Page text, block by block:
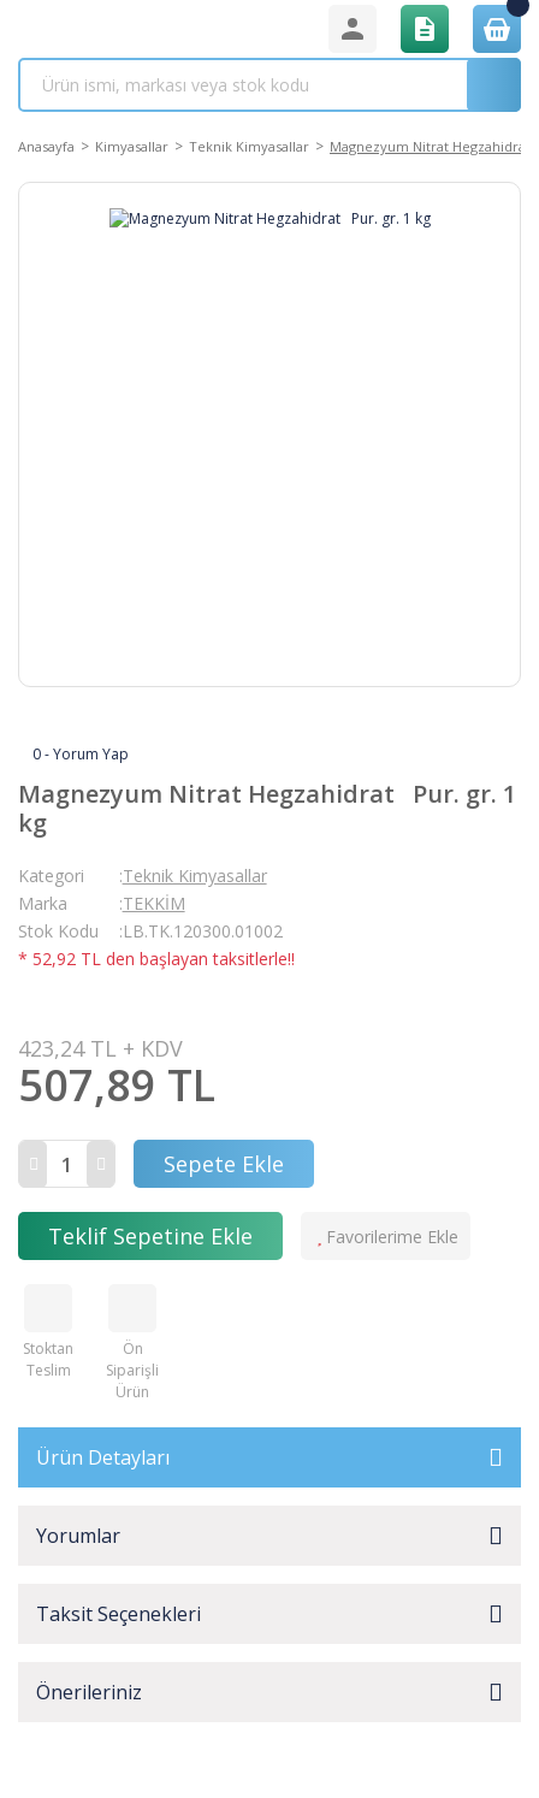
Anasayfa Kimyasallar Teknik Kimyasallar Magnezyum Nitrat Hegzahidrat
0 - Yorum Yap
Magnezyum Nitrat Hegzahidrat Pur. gr. 1
kg
Kategori
Teknik Kimyasallar
Marka
TEKKİM
Stok Kodu
LB.TK.120300.01002
* 52,92 TL den başlayan taksitlerle!!
423,24 TL + KDV
507,89 TL
Sepete Ekle
Teklif Sepetine Ekle
Stoktan
Teslim
Ön
Siparişli
Ürün
Ürün Detayları
Yorumlar
Taksit Seçenekleri
Önerileriniz